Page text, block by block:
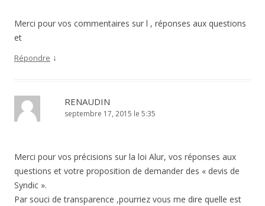
Merci pour vos commentaires sur l , réponses aux questions
et
Répondre ↓
RENAUDIN
septembre 17, 2015 le 5:35
Merci pour vos précisions sur la loi Alur, vos réponses aux
questions et votre proposition de demander des « devis de
Syndic ».
Par souci de transparence ,pourriez vous me dire quelle est